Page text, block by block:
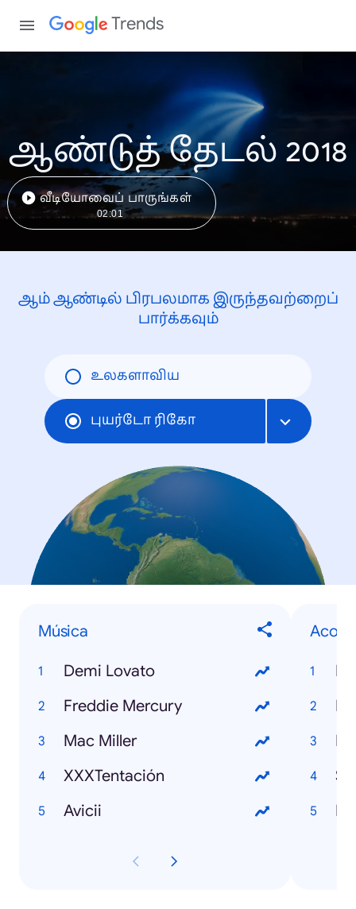
Trends
ஆண்டுத் தேடல் 2018
வீடியோவைப் பாருங்கள்
02:01
ஆம் ஆண்டில் பிரபலமாக இருந்தவற்றைப்
பார்க்கவும்
உலகளாவிய
புயர்டோ ரிகோ
Música
Demi Lovato
Freddie Mercury
Mac Miller
XXXTentación
Avicii